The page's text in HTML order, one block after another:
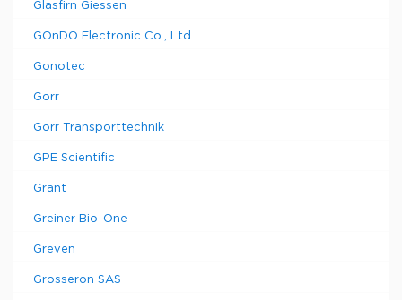
Glasfirn Giessen
GOnDO Electronic Co., Ltd.
Gonotec
Gorr
Gorr Transporttechnik
GPE Scientific
Grant
Greiner Bio-One
Greven
Grosseron SAS